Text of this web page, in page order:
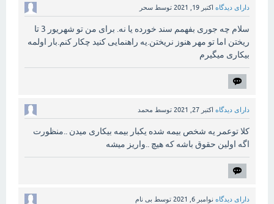
دارای دیدگاه اکتبر 19, 2021 توسط سحر
سلام چه جوری بفهمم سند خورده یا نه. برای من تو شهریور 3 تا
ریختن اما تو مهر هنوز نریختن.یه راهنمایی کنید چکار کنم.بار اولمه
بیکاری میگیرم
دارای دیدگاه اکتبر 27, 2021 توسط محمد
کلا توعمر یه شخص بیمه شده یکبار بیمه بیکاری میدن ..منظورت
اگه اولین حقوق باشه که هیچ ..واریز میشه
دارای دیدگاه نوامبر 6, 2021 توسط بی نام